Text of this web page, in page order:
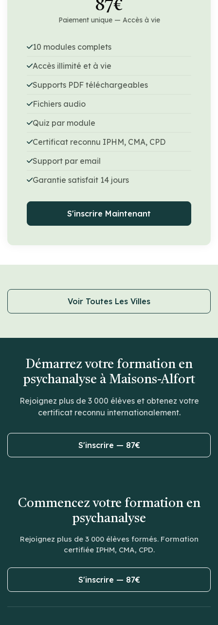
87€
Paiement unique — Accès à vie
10 modules complets
Accès illimité et à vie
Supports PDF téléchargeables
Fichiers audio
Quiz par module
Certificat reconnu IPHM, CMA, CPD
Support par email
Garantie satisfait 14 jours
S'inscrire Maintenant
Voir Toutes Les Villes
Démarrez votre formation en
psychanalyse à Maisons-Alfort
Rejoignez plus de 3 000 élèves et obtenez votre
certificat reconnu internationalement.
S'inscrire — 87€
Commencez votre formation en
psychanalyse
Rejoignez plus de 3 000 élèves formés. Formation
certifiée IPHM, CMA, CPD.
S'inscrire — 87€